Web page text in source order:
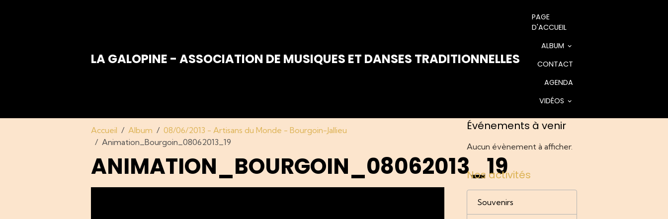
LA GALOPINE - ASSOCIATION DE MUSIQUES ET DANSES TRADITIONNELLES
PAGE
D'ACCUEIL
ALBUM
CONTACT
AGENDA
VIDÉOS
Accueil Album
08/06/2013 - Artisans du Monde - Bourgoin-Jallieu
Animation_Bourgoin_08062013_19
ANIMATION_BOURGOIN_08062013_19
Événements à venir
Aucun évènement à afficher.
Nos activités
Souvenirs